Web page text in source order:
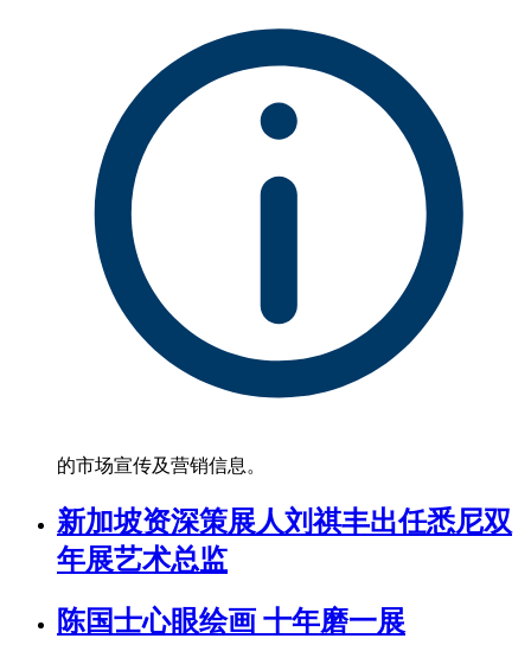
的市场宣传及营销信息。
新加坡资深策展人刘祺丰出任悉尼双
年展艺术总监
陈国士心眼绘画 十年磨一展